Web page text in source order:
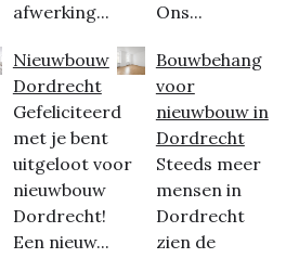
afwerking...
Nieuwbouw
Dordrecht
Gefeliciteerd
met je bent
uitgeloot voor
nieuwbouw
Dordrecht!
Een nieuw...
Ons...
Bouwbehang
voor
nieuwbouw in
Dordrecht
Steeds meer
mensen in
Dordrecht
zien de